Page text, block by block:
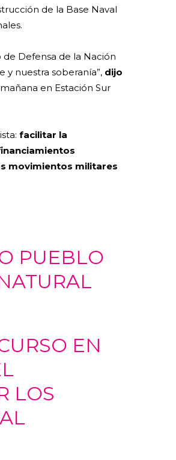
de la Base Naval
Defensa de la Nación
y nuestra soberanía”, dijo
en Estación Sur
facilitar la
movimientos militares
PUEBLO
EN
LOS